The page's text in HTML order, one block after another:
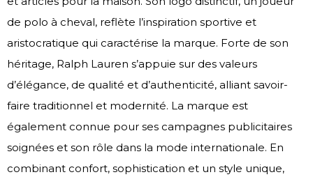
de polo à cheval, reflète l’inspiration sportive et
aristocratique qui caractérise la marque. Forte de son
héritage, Ralph Lauren s’appuie sur des valeurs
d’élégance, de qualité et d’authenticité, alliant savoir-
faire traditionnel et modernité. La marque est
également connue pour ses campagnes publicitaires
soignées et son rôle dans la mode internationale. En
combinant confort, sophistication et un style unique,